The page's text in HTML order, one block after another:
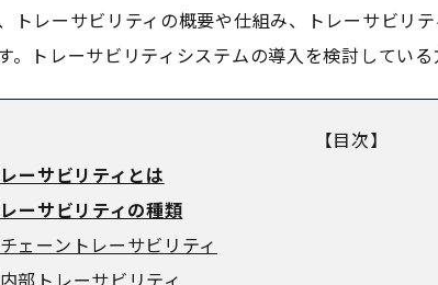
トレーサビリティの概要や仕組み、トレーサビリ
。トレーサビリティシステムの導入を検討している
【目次】
ーサビリティとは
ーサビリティの種類
チェーントレーサビリティ
内部トレーサビリティ